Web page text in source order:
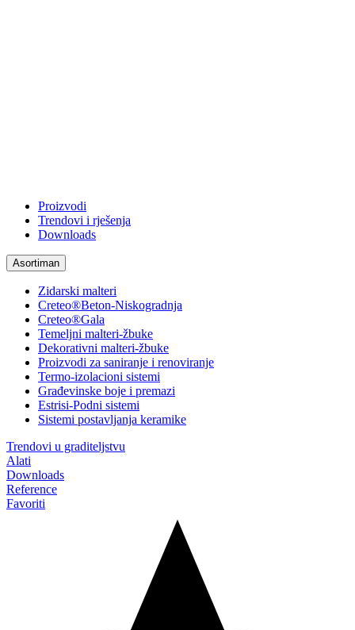
Proizvodi
Trendovi i rješenja
Downloads
Asortiman
Zidarski malteri
Creteo®Beton-Niskogradnja
Creteo®Gala
Temeljni malteri-žbuke
Dekorativni malteri-žbuke
Proizvodi za saniranje i renoviranje
Termo-izolacioni sistemi
Građevinske boje i premazi
Estrisi-Podni sistemi
Sistemi postavljanja keramike
Trendovi u graditeljstvu
Alati
Downloads
Reference
Favoriti